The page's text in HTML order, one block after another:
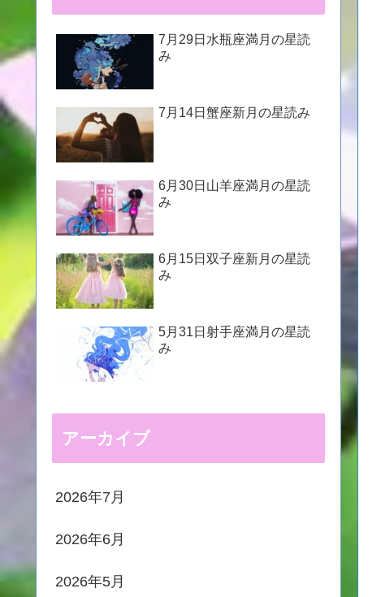
7月29日水瓶座満月の星読
み
7月14日蟹座新月の星読み
6月30日山羊座満月の星読
み
6月15日双子座新月の星読
み
5月31日射手座満月の星読
み
アーカイブ
2026年7月
2026年6月
2026年5月